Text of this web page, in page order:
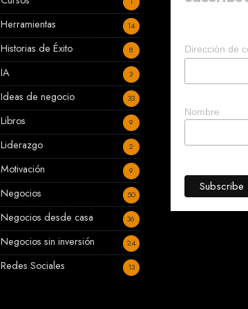
Herramientas 14
Historias de Éxito 8
IA 3
Ideas de negocio 33
Libros 9
Liderazgo 2
Motivación 9
Negocios 50
Negocios desde casa 36
Negocios sin inversión 24
Redes Sociales 13
Dirección de
Nombre